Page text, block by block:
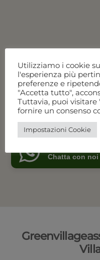
Vedi tutte le
Disponibilità
Chiama per
Chatta con noi
Utilizziamo i cookie
l'esperienza più
preferenze e
"Accetta tutto",
Tuttavia, puoi
fornire un consenso
Impostazioni Cookie